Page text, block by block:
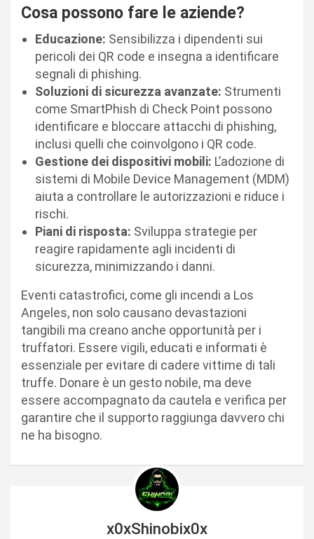
Cosa possono fare le aziende?
Educazione: Sensibilizza i dipendenti sui
pericoli dei QR code e insegna a identificare
segnali di phishing.
Soluzioni di sicurezza avanzate: Strumenti
come SmartPhish di Check Point possono
identificare e bloccare attacchi di phishing,
inclusi quelli che coinvolgono i QR code.
Gestione dei dispositivi mobili: L’adozione di
sistemi di Mobile Device Management (MDM)
aiuta a controllare le autorizzazioni e riduce i
rischi.
Piani di risposta: Sviluppa strategie per
reagire rapidamente agli incidenti di
sicurezza, minimizzando i danni.
Eventi catastrofici, come gli incendi a Los
Angeles, non solo causano devastazioni
tangibili ma creano anche opportunità per i
truffatori. Essere vigili, educati e informati è
essenziale per evitare di cadere vittime di tali
truffe. Donare è un gesto nobile, ma deve
essere accompagnato da cautela e verifica per
garantire che il supporto raggiunga davvero chi
ne ha bisogno.
x0xShinobix0x